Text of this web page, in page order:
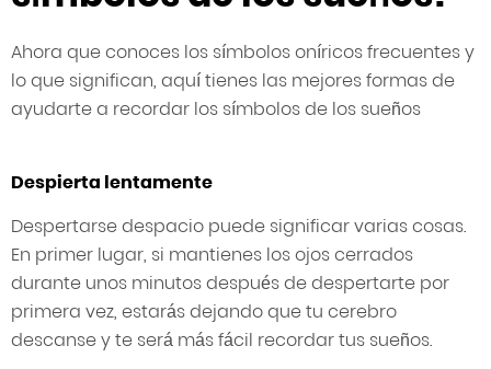
Ahora que conoces los símbolos oníricos frecuentes y
lo que significan, aquí tienes las mejores formas de
ayudarte a recordar los símbolos de los sueños
Despierta lentamente
Despertarse despacio puede significar varias cosas.
En primer lugar, si mantienes los ojos cerrados
durante unos minutos después de despertarte por
primera vez, estarás dejando que tu cerebro
descanse y te será más fácil recordar tus sueños.